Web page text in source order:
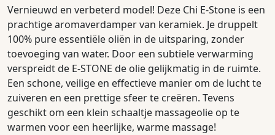
Vernieuwd en verbeterd model! Deze Chi E-Stone is een
prachtige aromaverdamper van keramiek. Je druppelt
100% pure essentiële oliën in de uitsparing, zonder
toevoeging van water. Door een subtiele verwarming
verspreidt de E-STONE de olie gelijkmatig in de ruimte.
Een schone, veilige en effectieve manier om de lucht te
zuiveren en een prettige sfeer te creëren. Tevens
geschikt om een klein schaaltje massageolie op te
warmen voor een heerlijke, warme massage!